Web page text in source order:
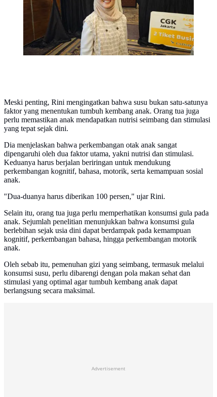
Meski penting, Rini mengingatkan bahwa susu bukan satu-satunya
faktor yang menentukan tumbuh kembang anak. Orang tua juga
perlu memastikan anak mendapatkan nutrisi seimbang dan stimulasi
yang tepat sejak dini.
Dia menjelaskan bahwa perkembangan otak anak sangat
dipengaruhi oleh dua faktor utama, yakni nutrisi dan stimulasi.
Keduanya harus berjalan beriringan untuk mendukung
perkembangan kognitif, bahasa, motorik, serta kemampuan sosial
anak.
"Dua-duanya harus diberikan 100 persen," ujar Rini.
Selain itu, orang tua juga perlu memperhatikan konsumsi gula pada
anak. Sejumlah penelitian menunjukkan bahwa konsumsi gula
berlebihan sejak usia dini dapat berdampak pada kemampuan
kognitif, perkembangan bahasa, hingga perkembangan motorik
anak.
Oleh sebab itu, pemenuhan gizi yang seimbang, termasuk melalui
konsumsi susu, perlu dibarengi dengan pola makan sehat dan
stimulasi yang optimal agar tumbuh kembang anak dapat
berlangsung secara maksimal.
Advertisement